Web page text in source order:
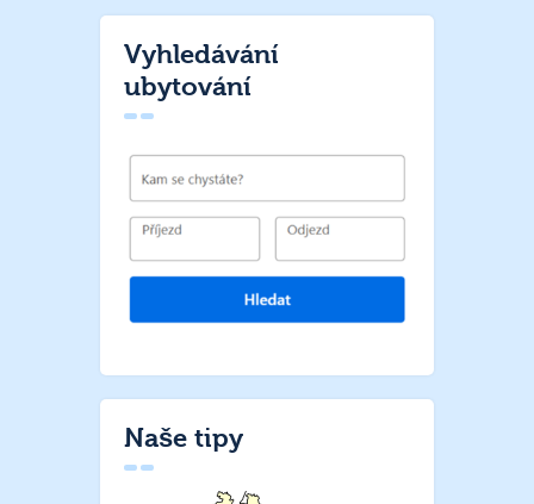
Vyhledávání
ubytování
Naše tipy